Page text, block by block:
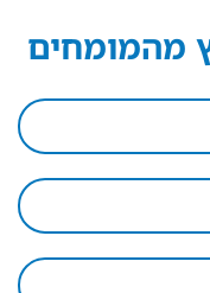
מהמומחים